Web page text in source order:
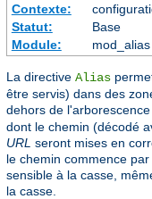
Contexte:
Statut:
Base
Module:
mod_alias
La directive Alias
être servis) dans des
dehors de
dont le chemin (décodé
URL seront mises en
le chemin commence par
sensible à la casse,
la casse.